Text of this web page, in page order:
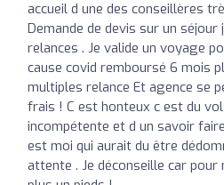
accueil d une des conseillères
Demande de devis sur un
relances . Je valide un voyage
cause covid remboursé 6 mois
multiples relance Et agence se
frais ! C est honteux c est du
incompétente et d un savoir
est moi qui aurait du être
attente . Je déconseille car